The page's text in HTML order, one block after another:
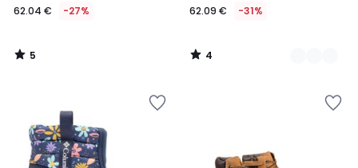
62.04 € -27%
5
/
62.09 € -31%
4
/